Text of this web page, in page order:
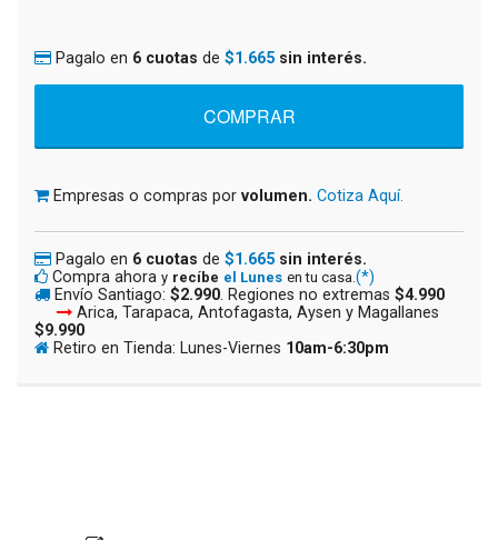
Pagalo en 6 cuotas de $1.665 sin interés.
Empresas o compras por volumen. Cotiza Aquí.
Pagalo en 6 cuotas de $1.665 sin interés.
Compra ahora y recíbe el Lunes en tu casa. (*)
Envío Santiago: $2.990. Regiones no extremas $4.990
Arica, Tarapaca, Antofagasta, Aysen y Magallanes
$9.990
Retiro en Tienda: Lunes-Viernes 10am-6:30pm